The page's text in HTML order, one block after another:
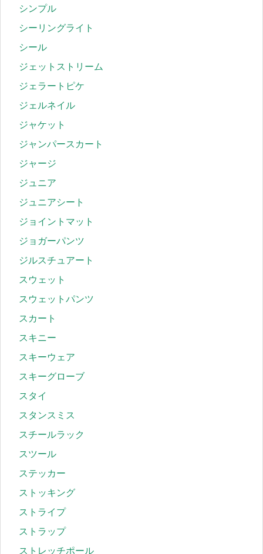
シンプル
シーリングライト
シール
ジェットストリーム
ジェラートピケ
ジェルネイル
ジャケット
ジャンパースカート
ジャージ
ジュニア
ジュニアシート
ジョイントマット
ジョガーパンツ
ジルスチュアート
スウェット
スウェットパンツ
スカート
スキニー
スキーウェア
スキーグローブ
スタイ
スタンスミス
スチールラック
スツール
ステッカー
ストッキング
ストライプ
ストラップ
ストレッチポール